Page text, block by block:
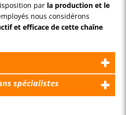
par la production et le
nous considérons
et efficace de cette chaîne
spécialistes